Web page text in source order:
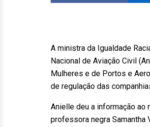
A ministra da Igualdade
Nacional de Aviação Civil
Mulheres e de Portos e
de regulação das
Anielle deu a informação
professora negra Samantha